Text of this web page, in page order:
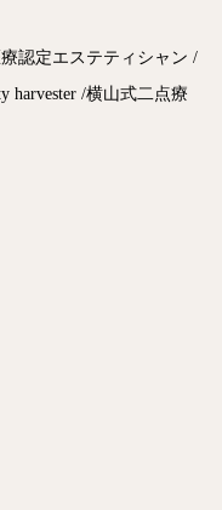
認定エステティシャン /
harvester /横山式二点療